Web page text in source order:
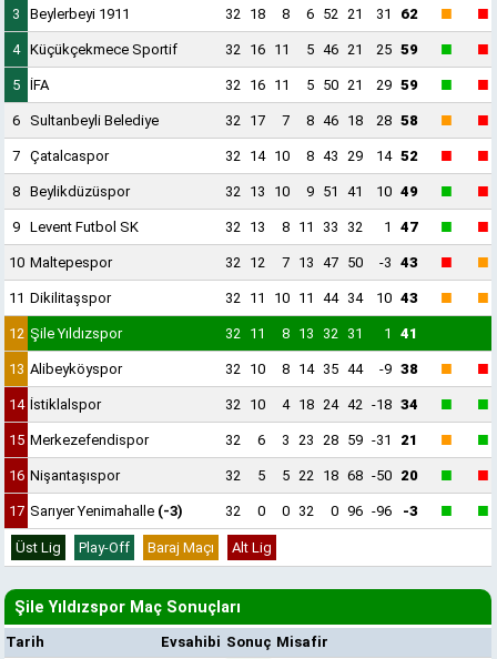
3 Beylerbeyi 1911 32 18 8 6 52 21 31 62 ■ ■
4 Küçükçekmece Sportif 32 16 11 5 46 21 25 59 ■ ■
5 İFA 32 16 11 5 50 21 29 59 ■ ■
6 Sultanbeyli Belediye 32 17 7 8 46 18 28 58 ■ ■
7 Çatalcaspor 32 14 10 8 43 29 14 52 ■ ■
8 Beylikdüzüspor 32 13 10 9 51 41 10 49 ■ ■
9 Levent Futbol SK 32 13 8 11 33 32 1 47 ■ ■
10 Maltepespor 32 12 7 13 47 50 -3 43 ■ ■
11 Dikilitaşspor 32 11 10 11 44 34 10 43 ■ ■
12 Şile Yıldızspor 32 11 8 13 32 31 1 41
13 Alibeyköyspor 32 10 8 14 35 44 -9 38 ■ ■
14 İstiklalspor 32 10 4 18 24 42 -18 34 ■ ■
15 Merkezefendispor 32 6 3 23 28 59 -31 21 ■ ■
16 Nişantaşıspor 32 5 5 22 18 68 -50 20 ■ ■
17 Sarıyer Yenimahalle (-3) 32 0 0 32 0 96 -96 -3 ■ ■
Üst Lig Play-Off Baraj Maçı Alt Lig
Şile Yıldızspor Maç Sonuçları
Tarih Evsahibi Sonuç Misafir